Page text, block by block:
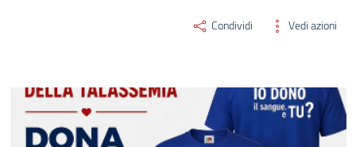
Condividi Vedi azioni